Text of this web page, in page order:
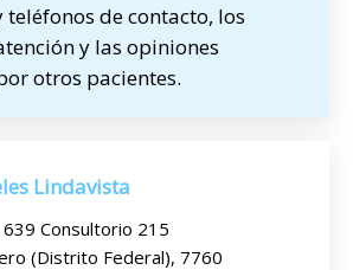
teléfonos de contacto, los
y las opiniones
otros pacientes.
Lindavista
639 Consultorio 215
(Distrito Federal), 7760